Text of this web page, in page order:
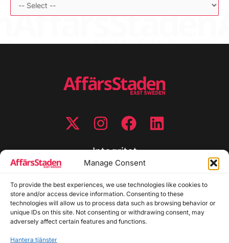
Manage Consent
To provide the best experiences, we use technologies like cookies to
store and/or access device information. Consenting to these
technologies will allow us to process data such as browsing behavior or
unique IDs on this site. Not consenting or withdrawing consent, may
adversely affect certain features and functions.
Hantera tjänster
Integritet
Cookiepolicy
Disclaimer
Redaktionell policy
Utgivarinformation